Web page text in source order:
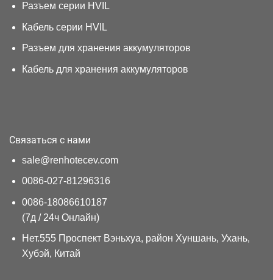
Разъем серии HVIL
Кабель серии HVIL
Разъем для хранения аккумуляторов
Кабель для хранения аккумуляторов
Связаться с нами
sale@renhotecev.com
0086-027-81296316
0086-18086610187
(7д / 24ч Онлайн)
Нет.555 Проспект Вэньхуа, район Хуншань, Ухань,
Хубэй, Китай